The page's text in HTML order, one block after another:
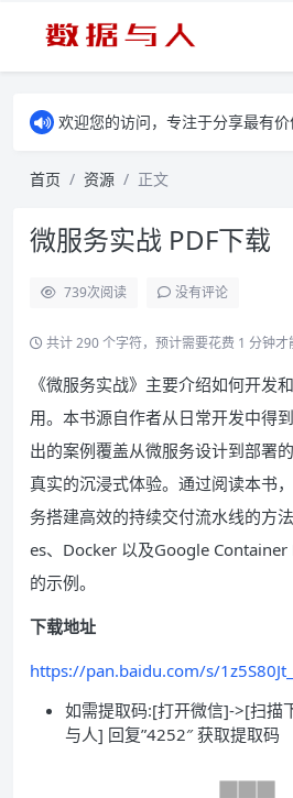
欢迎您的访问，专注于分享最有价
首页 资源 正文
微服务实战 PDF下载
739次阅读 没有评论
共计 290 个字符，预计需要花费 1 分钟才
《微服务实战》主要介绍如何开发
用。本书源自作者从日常开发中得
出的案例覆盖从微服务设计到部署
真实的沉浸式体验。通过阅读本书
务搭建高效的持续交付流水线的方
es、Docker 以及Google Container
的示例。
下载地址
https://pan.baidu.com/s/
如需提取码:[打开微信]->[扫描
与人] 回复”4252″ 获取提取码